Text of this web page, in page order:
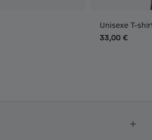
Unisexe T-
33,00 €